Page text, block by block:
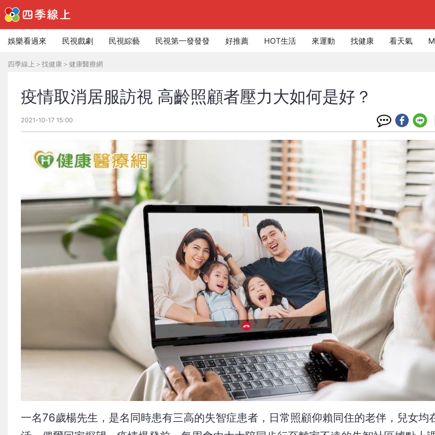
娛樂看過來 民視戲劇 民視綜藝 民視第一發發發 好推薦 HOT生活 來運動 找健康 看天氣
四季線上 ＞ 找健康＞ 健康醫療網
疫情取消居服訪視 高齡照顧者壓力大如何是好？
2021-10-17 15:00
一名76歲楊先生，是名同時患有三高的失智症患者，日常照顧仰賴同住的老伴，兒女均